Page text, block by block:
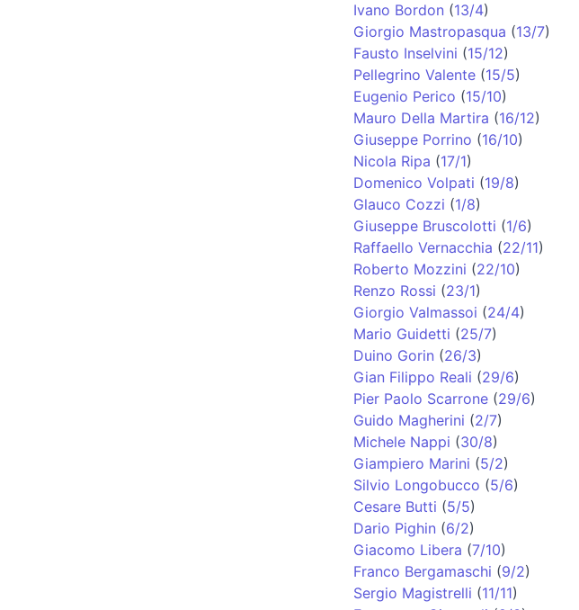
Ivano Bordon (13/4)
Giorgio Mastropasqua (13/7)
Fausto Inselvini (15/12)
Pellegrino Valente(15/5)
Eugenio Perico (15/10)
Mauro Della Martira (16/12)
Giuseppe Porrino (16/10)
Nicola Ripa (17/1)
Domenico Volpati (19/8)
Glauco Cozzi (1/8)
Giuseppe Bruscolotti (1/6)
Raffaello Vernacchia (22/11)
Roberto Mozzini (22/10)
Renzo Rossi (23/1)
Giorgio Valmassoi (24/4)
Mario Guidetti (25/7)
Duino Gorin (26/3)
Gian Filippo Reali (29/6)
Pier Paolo Scarrone(29/6)
Guido Magherini (2/7)
Michele Nappi (30/8)
Giampiero Marini (5/2)
Silvio Longobucco (5/6)
Cesare Butti (5/5)
Dario Pighin (6/2)
Giacomo Libera (7/10)
Franco Bergamaschi (9/2)
Sergio Magistrelli (11/11)